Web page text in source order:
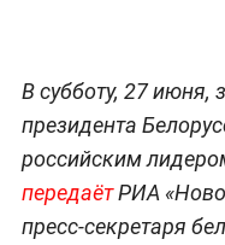
В субботу, 27 июня,
президента
российским
передаётРИА
пресс-секретаря